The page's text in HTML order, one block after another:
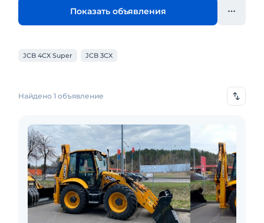
Показать объявления
JCB 4CX Super JCB 3CX
Найдено 1 объявление